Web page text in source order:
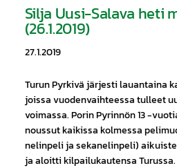
Silja Uusi-Salava heti
(26.1.2019)
27.1.2019
Turun Pyrkivä järjesti lauantaina
joissa vuodenvaihteessa tulleet
voimassa. Porin Pyrinnön 13 -
noussut kaikissa kolmessa
nelinpeli ja sekanelinpeli)
ja aloitti kilpailukautensa Turussa.